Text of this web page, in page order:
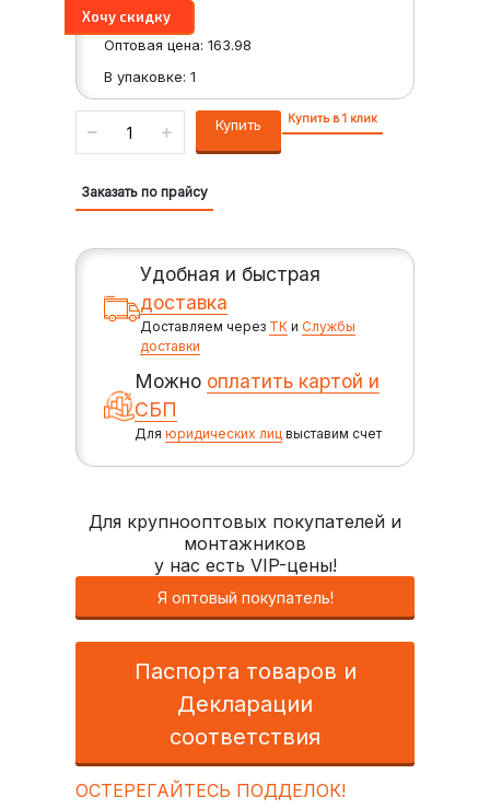
Оптовая цена: 163.98
В упаковке: 1
Купить Купить в 1 клик
Заказать по прайсу
Удобная и быстрая
доставка
Доставляем через ТК иСлужбы
доставки
Можно оплатить картой и
СБП
Дляюридических лиц выставим счет
Для крупнооптовых покупателей и
монтажников
у нас есть VIP-цены!
Я оптовый покупатель!
Паспорта товаров и
Декларации
соответствия
ОСТЕРЕГАЙТЕСЬ ПОДДЕЛОК!